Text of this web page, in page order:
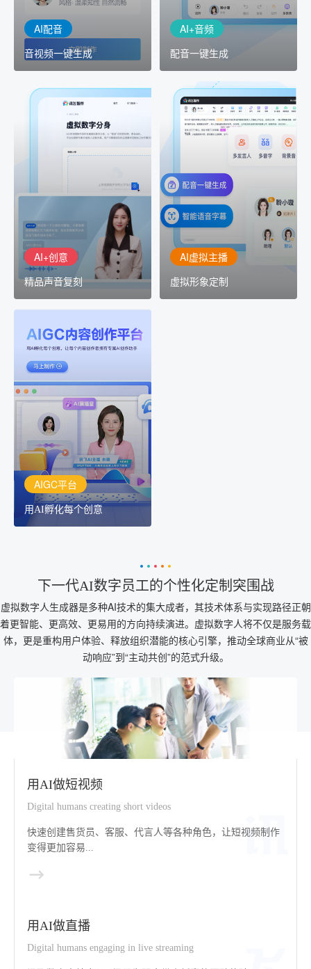
AI配音
音视频一键生成
AI+音频
配音一键生成
AI+创意
精品声音复刻
AI+创意
精品声音复刻
AI+创意：AIGC 能力集中
展示窗口，体验 AIGC 给
生活和生产带来的改变
AI虚拟主播
虚拟形象定制
讯飞智作：让每一个内容
创作者高效生产灵活定制
AIGC平台
用AI孵化每个创意
AIGC平台
用AI孵化每个创意
讯飞AIGC平台：让每个创
作者都拥有自己的专注AI
创作助手
下一代AI数字员工的个性化定制突围战
虚拟数字人生成器是多种AI技术的集大成者，其技术体系与实现路径正朝
着更智能、更高效、更易用的方向持续演进。虚拟数字人将不仅是服务载
体，更是重构用户体验、释放组织潜能的核心引擎，推动全球商业从“被
动响应”到“主动共创”的范式升级。
用AI做短视频
Digital humans creating short videos
快速创建售货员、客服、代言人等各种角色，让短视频制作
变得更加容易...
用AI做直播
Digital humans engaging in live streaming